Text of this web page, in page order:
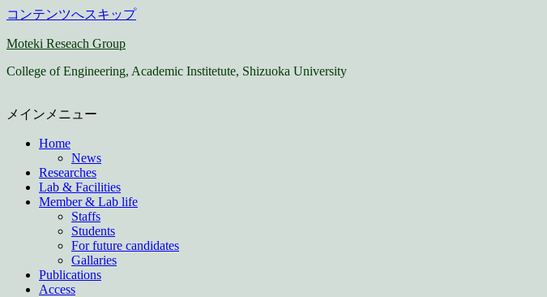
コンテンツへスキップ
Moteki Reseach Group
College of Engineering, Academic Institetute, Shizuoka University
メインメニュー
Home
News
Researches
Lab & Facilities
Member & Lab life
Staffs
Students
For future candidates
Gallaries
Publications
Access